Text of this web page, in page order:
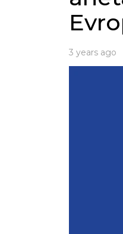
3 years ago